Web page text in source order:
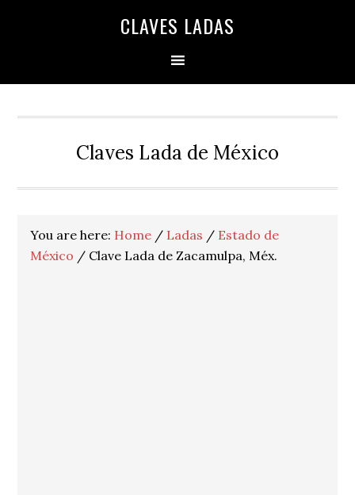
CLAVES LADAS
Claves Lada de México
You are here: Home / Ladas / Estado de
México / Clave Lada de Zacamulpa, Méx.